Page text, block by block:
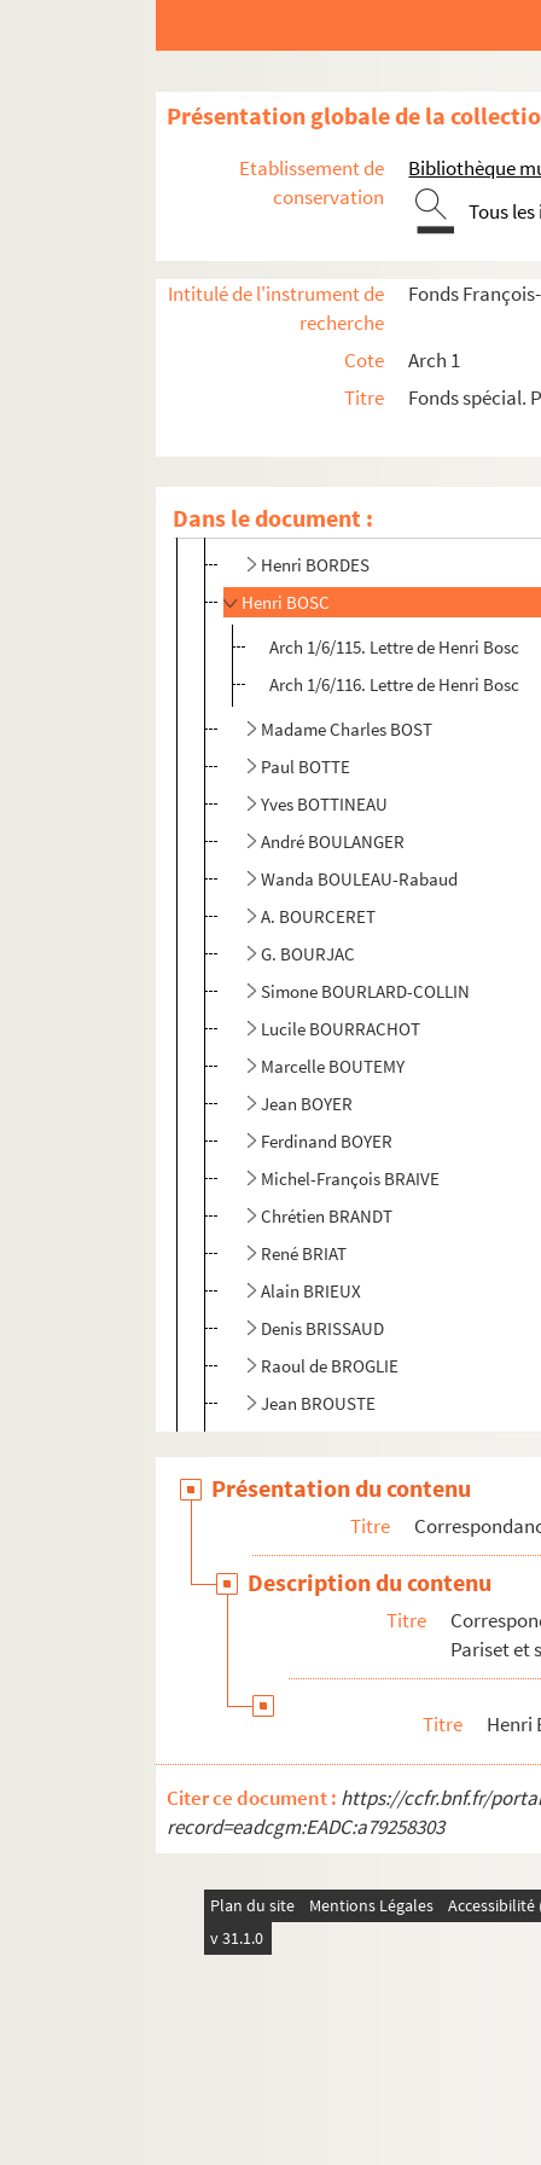
Présentation globale de la
Etablissement de
conservation
Bibliothèque
Tous
Intitulé de l'instrument de
recherche
Fonds
Cote
Arch 1
Titre
Fonds spécial.
Dans le document :
BIENNALE DI VENEZIA
Armand BLANCHARD
Oldrich-Jacques BLAZICEK
Harry BOBER
Didier BODART
Georges BONGERS
Jean BONNAFOUS
Roger BONNIOT
Henri BORDES
Henri BOSC
Arch 1/6/115. Lettre de Henri Bosc
Arch 1/6/116. Lettre de Henri Bosc
Madame Charles BOST
Paul BOTTE
Yves BOTTINEAU
André BOULANGER
Wanda BOULEAU-Rabaud
A. BOURCERET
G. BOURJAC
Simone BOURLARD-COLLIN
Lucile BOURRACHOT
Marcelle BOUTEMY
Jean BOYER
Ferdinand BOYER
Michel-François BRAIVE
Chrétien BRANDT
René BRIAT
Alain BRIEUX
Denis BRISSAUD
Raoul de BROGLIE
Jean BROUSTE
Maria Patrone BUGIARDINI
Ludwig BUISSON
Marcel BULARD
Jean BURIAS
Arthur BURKHARD
Paul CAILLAUD
M. et F. CALARGE
Fondation CALOUSTE
Henri CAMBON
Docteur CAMP
Présentation du contenu
Titre
Description du contenu
Titre
Pariset et
Titre Henri
Citer ce document : https://ccfr.bnf.fr/
record=eadcgm:EADC:a79258303
Plan du site Mentions Légales
v 31.1.0